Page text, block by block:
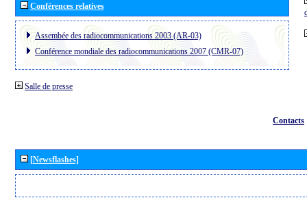
Conférences relatives
Assembée des radiocommunications 2003 (AR-03)
Conférence mondiale des radiocommunications 2007 (CMR-07)
Salle de presse
Contacts
[Newsflashes]